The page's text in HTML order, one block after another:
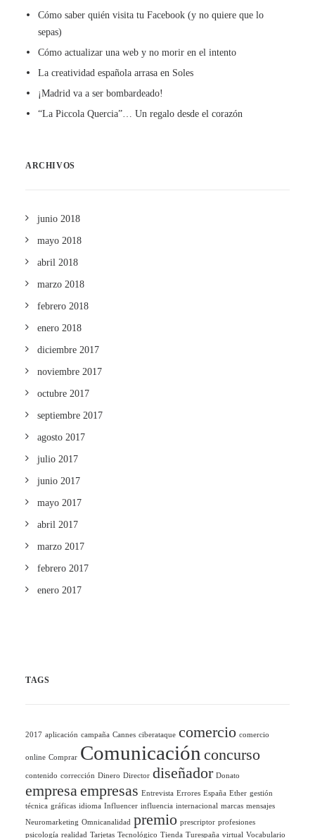
Cómo saber quién visita tu Facebook (y no quiere que lo
sepas)
Cómo actualizar una web y no morir en el intento
La creatividad española arrasa en Soles
¡Madrid va a ser bombardeado!
“La Piccola Quercia”… Un regalo desde el corazón
ARCHIVOS
junio 2018
mayo 2018
abril 2018
marzo 2018
febrero 2018
enero 2018
diciembre 2017
noviembre 2017
octubre 2017
septiembre 2017
agosto 2017
julio 2017
junio 2017
mayo 2017
abril 2017
marzo 2017
febrero 2017
enero 2017
TAGS
2017 aplicación campaña Cannes ciberataque comercio comercio
online Comprar Comunicación concurso
contenido corrección Dinero Director diseñador Donato
empresaempresas Entrevista Errores España Ether gestión
técnica gráficas idioma Influencer influencia internacional marcas mensajes
Neuromarketing Omnicanalidad premio prescriptor profesiones
psicología realidad Tarjetas Tecnológico Tienda Turespaña virtual Vocabulario